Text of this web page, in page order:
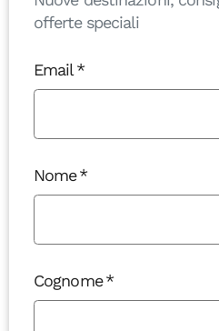
offerte speciali
Email
Nome
Cognome